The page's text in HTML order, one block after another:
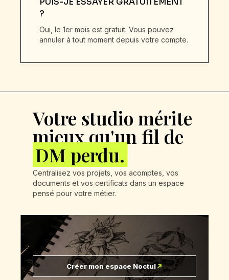
?
Oui, le 1er mois est gratuit. Vous pouvez
annuler à tout moment depuis votre compte.
Votre studio mérite
mieux qu'un fil de
DM perdu.
Centralisez vos projets, vos acomptes, vos
documents et vos certificats dans un espace
pensé pour votre métier.
Créer mon espace Noctul